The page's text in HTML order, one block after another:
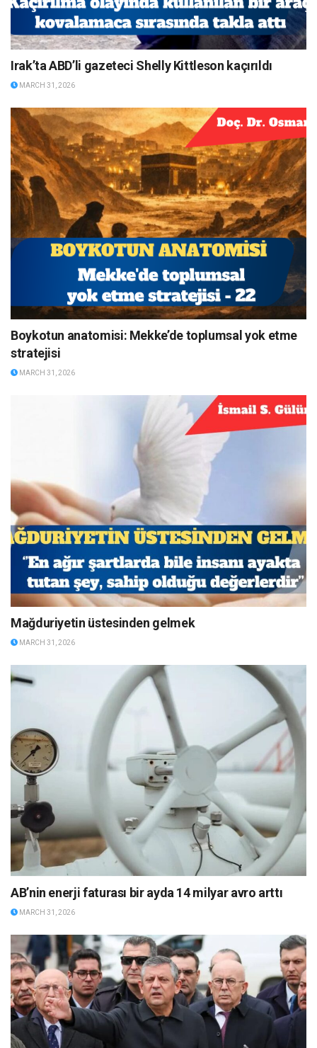
Irak’ta ABD’li gazeteci Shelly Kittleson kaçırıldı
MARCH 31, 2026
Boykotun anatomisi: Mekke’de toplumsal yok etme
stratejisi
MARCH 31, 2026
Mağduriyetin üstesinden gelmek
MARCH 31, 2026
AB’nin enerji faturası bir ayda 14 milyar avro arttı
MARCH 31, 2026